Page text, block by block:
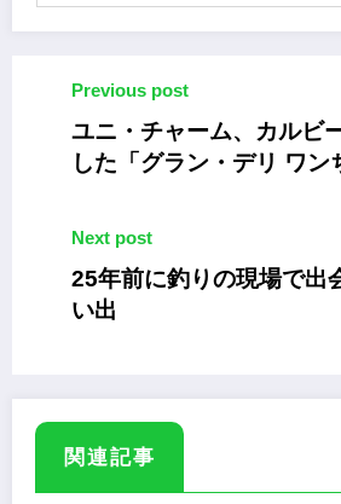
Previous post
ユニ・チャーム、カルビ
した「グラン・デリ ワン
Next post
25年前に釣りの現場で出
い出
関連記事